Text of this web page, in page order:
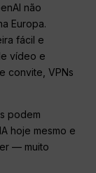
não
Europa.
fácil e
vídeo e
convite, VPNs
podem
hoje mesmo e
— muito